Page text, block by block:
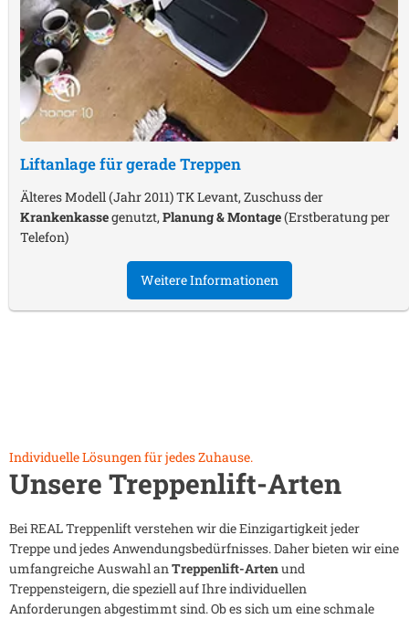
Liftanlage für gerade Treppen
Älteres Modell (Jahr 2011) TK Levant, Zuschuss der
Krankenkassegenutzt,Planung & Montage(Erstberatung per
Telefon)
Weitere Informationen
Individuelle Lösungen für jedes Zuhause.
Unsere Treppenlift-Arten
Bei REAL Treppenlift verstehen wir die Einzigartigkeit jeder
Treppe und jedes Anwendungsbedürfnisses. Daher bieten wir eine
umfangreiche Auswahl anTreppenlift-Artenund
Treppensteigern, die speziell auf Ihre individuellen
Anforderungen abgestimmt sind. Ob es sich um eine schmale